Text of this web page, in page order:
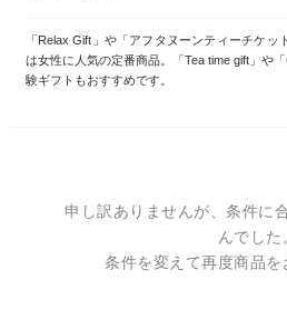
「Relax Gift」や「アフタヌーンティーチケッ
は女性に人気の定番商品。「Tea time gift」や
験ギフトもおすすめです。
申し訳ありませんが、条件に
んでした
条件を変えて再度商品を